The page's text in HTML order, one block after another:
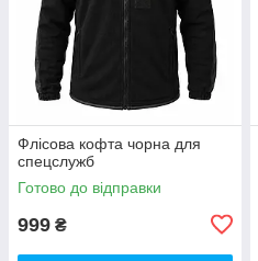
Флісова кофта чорна для
спецслужб
Готово до відправки
999 ₴